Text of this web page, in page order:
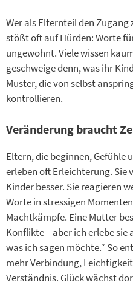
Wer als Elternteil den
stößt oft auf Hürden: Worte
ungewohnt. Viele wissen
geschweige denn, was ihr
Muster, die von selbst
kontrollieren.
Veränderung braucht
Eltern, die beginnen, Gefühle
erleben oft Erleichterung. Sie
Kinder besser. Sie reagieren
Worte in stressigen
Machtkämpfe. Eine Mutter
Konflikte – aber ich erlebe sie
was ich sagen möchte.“ So
mehr Verbindung,
Verständnis. Glück wächst